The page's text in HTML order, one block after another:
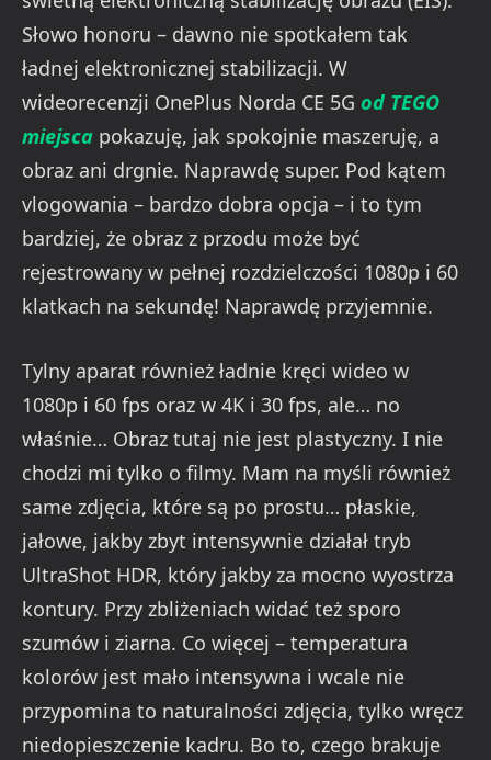
Słowo honoru – dawno nie spotkałem tak
ładnej elektronicznej stabilizacji. W
wideorecenzji OnePlus Norda CE 5G od TEGO
miejsca pokazuję, jak spokojnie maszeruję, a
obraz ani drgnie. Naprawdę super. Pod kątem
vlogowania – bardzo dobra opcja – i to tym
bardziej, że obraz z przodu może być
rejestrowany w pełnej rozdzielczości 1080p i 60
klatkach na sekundę! Naprawdę przyjemnie.
Tylny aparat również ładnie kręci wideo w
1080p i 60 fps oraz w 4K i 30 fps, ale… no
właśnie… Obraz tutaj nie jest plastyczny. I nie
chodzi mi tylko o filmy. Mam na myśli również
same zdjęcia, które są po prostu… płaskie,
jałowe, jakby zbyt intensywnie działał tryb
UltraShot HDR, który jakby za mocno wyostrza
kontury. Przy zbliżeniach widać też sporo
szumów i ziarna. Co więcej – temperatura
kolorów jest mało intensywna i wcale nie
przypomina to naturalności zdjęcia, tylko wręcz
niedopieszczenie kadru. Bo to, czego brakuje